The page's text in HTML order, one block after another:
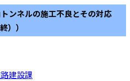
ンネルの施工不良とその対応
））
建設課